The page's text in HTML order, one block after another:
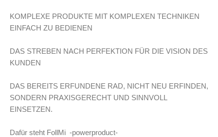
KOMPLEXE PRODUKTE MIT KOMPLEXEN TECHNIKEN
EINFACH ZU BEDIENEN
DAS STREBEN NACH PERFEKTION FÜR DIE VISION DES
KUNDEN
DAS BEREITS ERFUNDENE RAD, NICHT NEU ERFINDEN,
SONDERN PRAXISGERECHT UND SINNVOLL
EINSETZEN.
Dafür steht FollMi -powerproduct-